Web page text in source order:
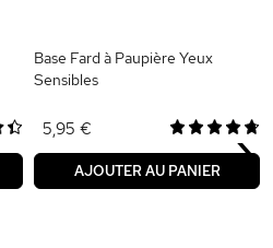
Base Fard à Paupière Yeux
Sensibles
5,95 €
AJOUTER AU PANIER ›